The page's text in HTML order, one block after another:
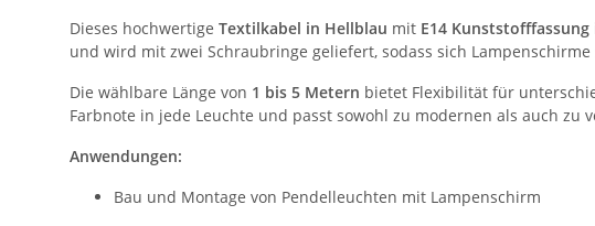
Dieses hochwertige Textilkabel in Hellblau mit E14 Kunststofffassung
und wird mit zwei Schraubringe geliefert, sodass sich
Die wählbare Länge von 1 bis 5 Metern bietet Flexibilität für
Farbnote in jede Leuchte und passt sowohl zu modernen als auch zu
Anwendungen:
Bau und Montage von Pendelleuchten mit Lampenschirm